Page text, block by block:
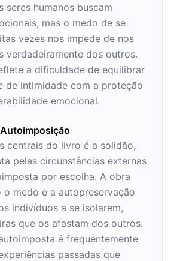
seres humanos buscam
mas o medo de se
vezes nos impede de nos
verdadeiramente dos outros.
a dificuldade de equilibrar
de intimidade com a proteção
emocional.
centrais do livro é a solidão,
pelas circunstâncias externas
por escolha. A obra
o medo e a autopreservação
indivíduos a se isolarem,
que os afastam dos outros.
é frequentemente
passadas que